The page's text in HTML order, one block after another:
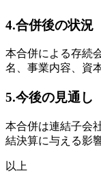
4.合併後の状況
本合併による存続
名、事業内容、資
5.今後の見通し
本合併は連結子会
結決算に与える影
以上